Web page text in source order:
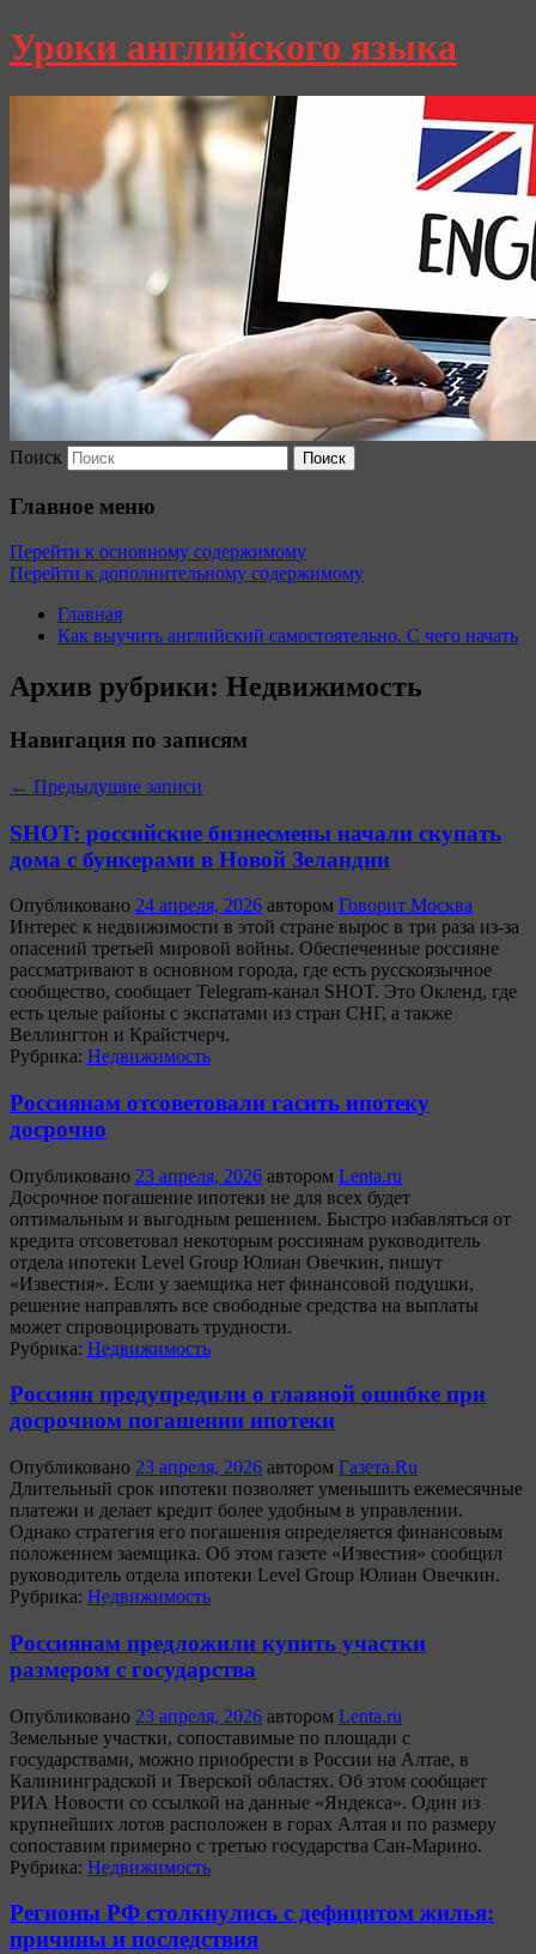
Уроки английского языка
Поиск
Главное меню
Перейти к основному содержимому
Перейти к дополнительному содержимому
Главная
Как выучить английский самостоятельно. С чего начать
Архив рубрики: Недвижимость
Навигация по записям
← Предыдущие записи
SHOT: российские бизнесмены начали скупать
дома с бункерами в Новой Зеландии
Опубликовано 24 апреля, 2026 автором Говорит Москва
Интерес к недвижимости в этой стране вырос в три раза из-за
опасений третьей мировой войны. Обеспеченные россияне
рассматривают в основном города, где есть русскоязычное
сообщество, сообщает Telegram-канал SHOT. Это Окленд, где
есть целые районы с экспатами из стран СНГ, а также
Веллингтон и Крайстчерч.
Рубрика: Недвижимость
Россиянам отсоветовали гасить ипотеку
досрочно
Опубликовано 23 апреля, 2026 автором Lenta.ru
Досрочное погашение ипотеки не для всех будет
оптимальным и выгодным решением. Быстро избавляться от
кредита отсоветовал некоторым россиянам руководитель
отдела ипотеки Level Group Юлиан Овечкин, пишут
«Известия». Если у заемщика нет финансовой подушки,
решение направлять все свободные средства на выплаты
может спровоцировать трудности.
Рубрика: Недвижимость
Россиян предупредили о главной ошибке при
досрочном погашении ипотеки
Опубликовано 23 апреля, 2026 автором Газета.Ru
Длительный срок ипотеки позволяет уменьшить ежемесячные
платежи и делает кредит более удобным в управлении.
Однако стратегия его погашения определяется финансовым
положением заемщика. Об этом газете «Известия» сообщил
руководитель отдела ипотеки Level Group Юлиан Овечкин.
Рубрика: Недвижимость
Россиянам предложили купить участки
размером с государства
Опубликовано 23 апреля, 2026 автором Lenta.ru
Земельные участки, сопоставимые по площади с
государствами, можно приобрести в России на Алтае, в
Калининградской и Тверской областях. Об этом сообщает
РИА Новости со ссылкой на данные «Яндекса». Один из
крупнейших лотов расположен в горах Алтая и по размеру
сопоставим примерно с третью государства Сан-Марино.
Рубрика: Недвижимость
Регионы РФ столкнулись с дефицитом жилья:
причины и последствия